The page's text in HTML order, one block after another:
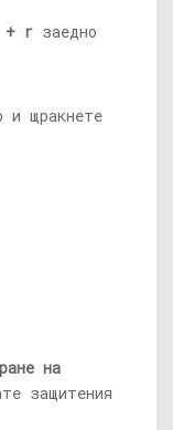
+ r заедно
и щракнете
на
защитения